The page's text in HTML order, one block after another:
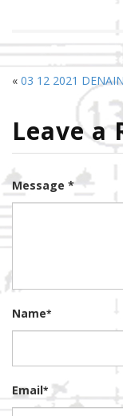
« 03 12 2021
Leave a
Message *
Name*
Email*